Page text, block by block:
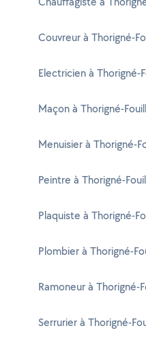
Couvreur à Thorigné-
Electricien à Thorigné-
Maçon à Thorigné-
Menuisier à Thorigné-
Peintre à Thorigné-
Plaquiste à Thorigné-
Plombier à Thorigné-
Ramoneur à Thorigné-
Serrurier à Thorigné-